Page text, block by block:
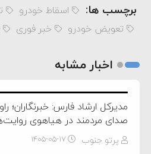
برچسب ها: اسقاط خودرو
تعویض خودرو
خبر فوری
اخبار مشابه
مدیرکل ارشاد فارس: خبرنگاران؛
صدای مردمند در هیاهوی
پرتو جنوب ۱۴۰۵-۰۵-۱۷